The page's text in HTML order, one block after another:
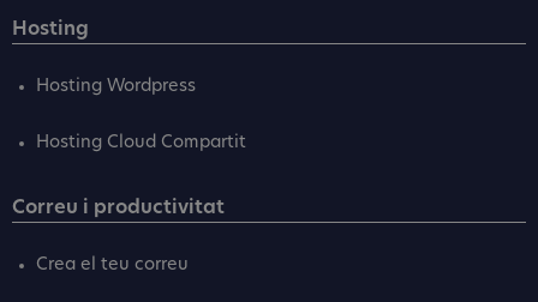
Hosting
Hosting Wordpress
Hosting Cloud Compartit
Correu i productivitat
Crea el teu correu